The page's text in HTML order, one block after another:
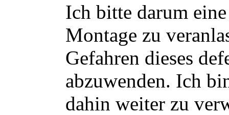
Ich bitte darum
Montage zu
Gefahren dieses
abzuwenden. Ich
dahin weiter zu